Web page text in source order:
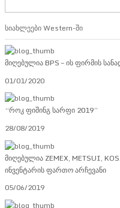
სიახლეები Western-ში
მიღებულია BPS – ის ფირმის
01/01/2020
“როკ ფიშინგ სარფი 2019”
28/08/2019
მიღებულია ZEMEX, METSUI,
ინვენტარის ფართო არჩევანი
05/06/2019